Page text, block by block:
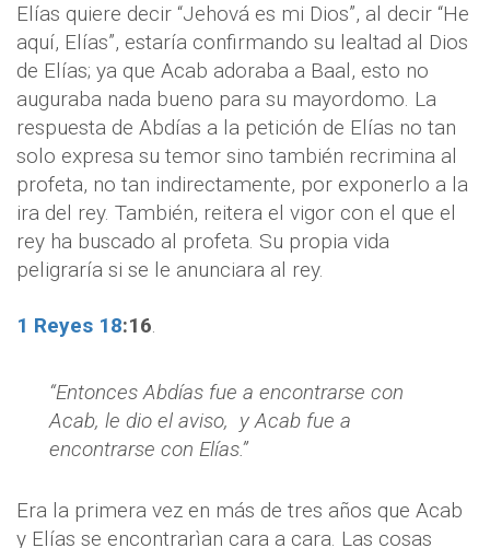
Elías quiere decir “Jehová es mi Dios”, al decir “He
aquí, Elías”, estaría confirmando su lealtad al Dios
de Elías; ya que Acab adoraba a Baal, esto no
auguraba nada bueno para su mayordomo. La
respuesta de Abdías a la petición de Elías no tan
solo expresa su temor sino también recrimina al
profeta, no tan indirectamente, por exponerlo a la
ira del rey. También, reitera el vigor con el que el
rey ha buscado al profeta. Su propia vida
peligraría si se le anunciara al rey.
1 Reyes 18:16.
“Entonces Abdías fue a encontrarse con
Acab, le dio el aviso, y Acab fue a
encontrarse con Elías.”
Era la primera vez en más de tres años que Acab
y Elías se encontrarìan cara a cara. Las cosas